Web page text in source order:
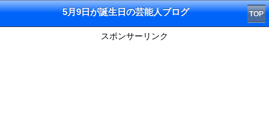
5月9日が誕生日の芸能人ブログ TOP
スポンサーリンク